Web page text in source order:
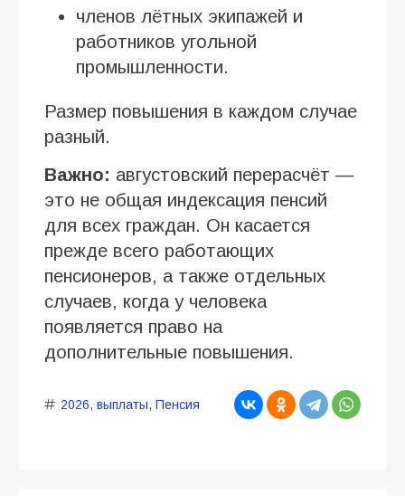
членов лётных экипажей и
работников угольной
промышленности.
Размер повышения в каждом случае
разный.
Важно: августовский перерасчёт —
это не общая индексация пенсий
для всех граждан. Он касается
прежде всего работающих
пенсионеров, а также отдельных
случаев, когда у человека
появляется право на
дополнительные повышения.
2026, выплаты, Пенсия